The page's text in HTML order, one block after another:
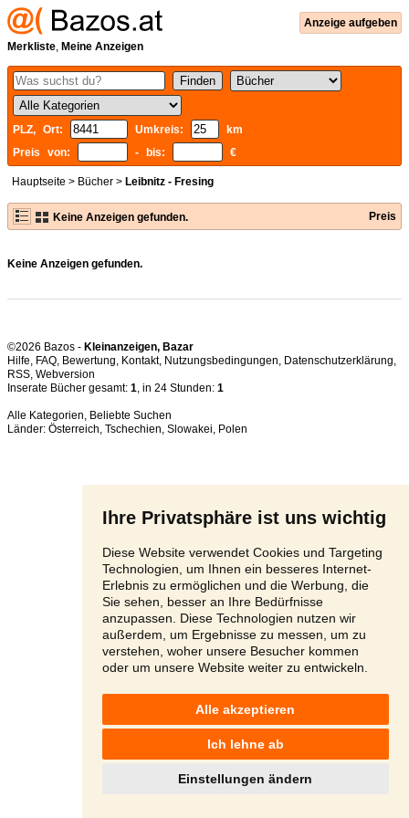
Ihre Privatsphäre ist uns wichtig
Diese Website verwendet Cookies und Targeting
Technologien, um Ihnen ein besseres Internet-
Erlebnis zu ermöglichen und die Werbung, die
Sie sehen, besser an Ihre Bedürfnisse
anzupassen. Diese Technologien nutzen wir
außerdem, um Ergebnisse zu messen, um zu
verstehen, woher unsere Besucher kommen
oder um unsere Website weiter zu entwickeln.
Alle akzeptieren
Ich lehne ab
Einstellungen ändern
Anzeige aufgeben
Merkliste, Meine Anzeigen
PLZ, Ort: Umkreis:
km
Preis von:
- bis: €
Hauptseite > Bücher > Leibnitz - Fresing
Keine Anzeigen gefunden. Preis
Keine Anzeigen gefunden.
©2026 Bazos - Kleinanzeigen, Bazar
Hilfe, FAQ, Bewertung, Kontakt, Nutzungsbedingungen, Datenschutzerklärung,
RSS,
Inserate Bücher gesamt: 1, in 24 Stunden: 1
Alle Kategorien, Beliebte Suchen
Länder: Österreich, Tschechien, Slowakei, Polen